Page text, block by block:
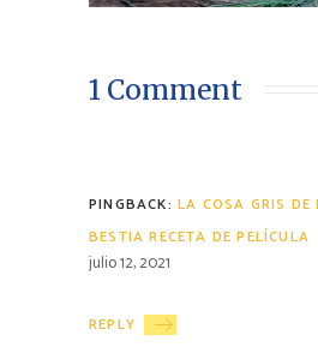
1 Comment
PINGBACK: LA COSA GRIS
BESTIA RECETA DE PELÍCULA
julio 12, 2021
REPLY